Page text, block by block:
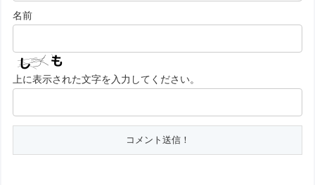
名前
上に表示された文字を入力してください。